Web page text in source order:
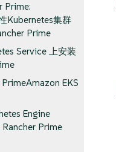
Prime:
Kubernetes集群
Prime
Service 上安装
EKS
Engine
Rancher Prime